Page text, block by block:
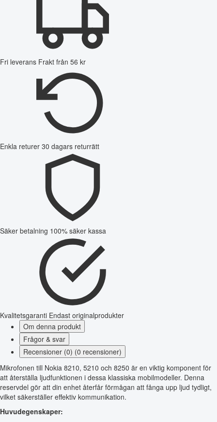
Fri leverans Frakt från 56 kr
Enkla returer 30 dagars returrätt
Säker betalning 100% säker kassa
Kvalitetsgaranti Endast originalprodukter
Om denna produkt
Frågor & svar
Recensioner (0) (0 recensioner)
Mikrofonen till Nokia 8210, 5210 och 8250 är en viktig komponent för
att återställa ljudfunktionen i dessa klassiska mobilmodeller. Denna
reservdel gör att din enhet återfår förmågan att fånga upp ljud tydligt,
vilket säkerställer effektiv kommunikation.
Huvudegenskaper: